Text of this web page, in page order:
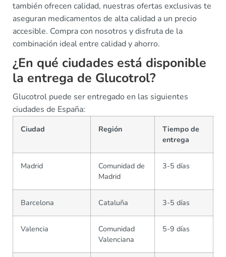
también ofrecen calidad, nuestras ofertas exclusivas te
aseguran medicamentos de alta calidad a un precio
accesible. Compra con nosotros y disfruta de la
combinación ideal entre calidad y ahorro.
¿En qué ciudades está disponible
la entrega de Glucotrol?
Glucotrol puede ser entregado en las siguientes
ciudades de España:
Ciudad Región
Tiempo de
entrega
Madrid
Comunidad de
Madrid
3-5 días
Barcelona Cataluña 3-5 días
Valencia
Comunidad
Valenciana
5-9 días